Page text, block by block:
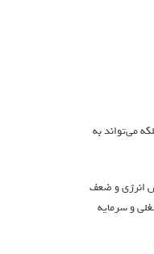
می‌تواند به
انرژی و ضعف
و سرمایه